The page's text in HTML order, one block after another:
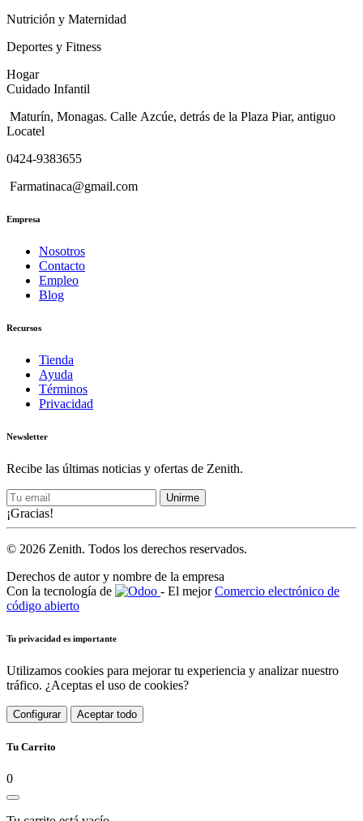
Nutrición y Maternidad
Deportes y Fitness
Hogar
Cuidado Infantil
Maturín, Monagas. Calle Azcúe, detrás de la Plaza Piar, antiguo
Locatel
0424-9383655
Farmatinaca@gmail.com
Empresa
Nosotros
Contacto
Empleo
Blog
Recursos
Tienda
Ayuda
Términos
Privacidad
Newsletter
Recibe las últimas noticias y ofertas de Zenith.
Unirme
¡Gracias!
© 2026 Zenith. Todos los derechos reservados.
Derechos de autor y nombre de la empresa
Con la tecnología de
- El mejorComercio electrónico de
código abierto
Tu privacidad es importante
Utilizamos cookies para mejorar tu experiencia y analizar nuestro
tráfico. ¿Aceptas el uso de cookies?
Configurar Aceptar todo
Tu Carrito
0